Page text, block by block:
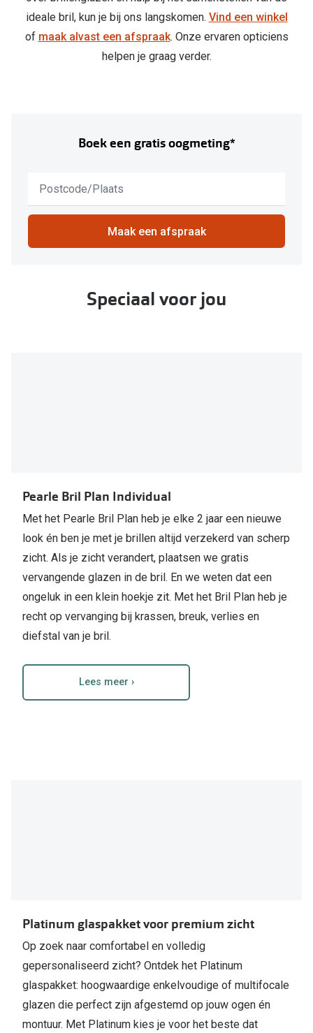
ideale bril, kun je bij ons langskomen. Vind een winkel
of maak alvast een afspraak. Onze ervaren opticiens
helpen je graag verder.
Boek een gratis oogmeting*
resultaten
gevonden,
Maak een afspraak
Speciaal voor jou
Pearle Bril Plan Individual
Met het Pearle Bril Plan heb je elke 2 jaar een nieuwe
look én ben je met je brillen altijd verzekerd van scherp
zicht. Als je zicht verandert, plaatsen we gratis
vervangende glazen in de bril. En we weten dat een
ongeluk in een klein hoekje zit. Met het Bril Plan heb je
recht op vervanging bij krassen, breuk, verlies en
diefstal van je bril.
Lees meer ›
Platinum glaspakket voor premium zicht
Op zoek naar comfortabel en volledig
gepersonaliseerd zicht? Ontdek het Platinum
glaspakket: hoogwaardige enkelvoudige of multifocale
glazen die perfect zijn afgestemd op jouw ogen én
montuur. Met Platinum kies je voor het beste dat